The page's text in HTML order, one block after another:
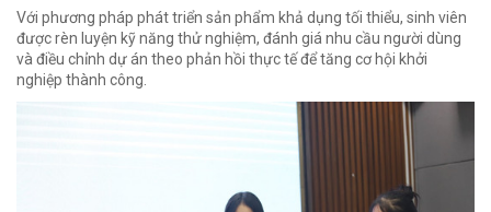
Với phương pháp phát triển sản phẩm khả dụng tối thiểu, sinh viên
được rèn luyện kỹ năng thử nghiệm, đánh giá nhu cầu người dùng
và điều chỉnh dự án theo phản hồi thực tế để tăng cơ hội khởi
nghiệp thành công.